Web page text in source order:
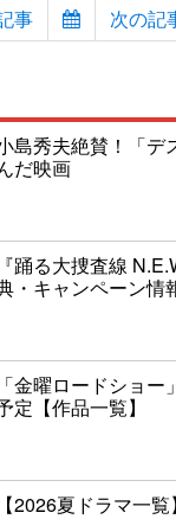
事 次の記
島秀夫絶賛！「デ
だ映画
『踊る大捜査線
・キャンペーン情
「金曜ロードショ
定【作品一覧】
【2026夏ドラマ一